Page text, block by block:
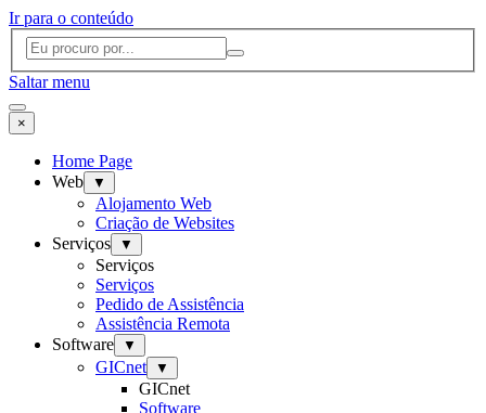
Ir para o conteúdo
Saltar menu
×
Home Page
Web
▼
Alojamento Web
Criação de Websites
Serviços
▼
Serviços
Serviços
Pedido de Assistência
Assistência Remota
Software
▼
GICnet ▼
GICnet
Software